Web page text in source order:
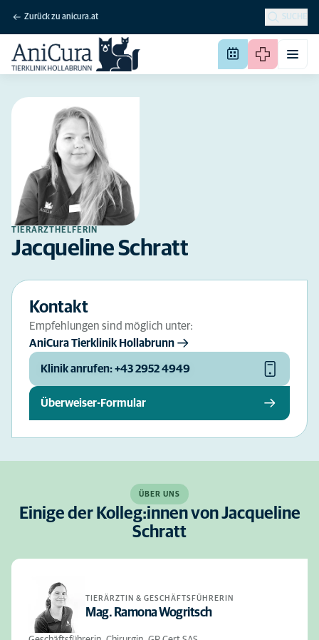
Zurück zu anicura.at SUCHE
TIERARZTHELFERIN
Jacqueline Schratt
Kontakt
Empfehlungen sind möglich unter:
AniCura Tierklinik Hollabrunn
Klinik anrufen: +43 2952 4949
Überweiser-Formular
ÜBER UNS
Einige der Kolleg:innen von Jacqueline
Schratt
TIERÄRZTIN & GESCHÄFTSFÜHRERIN
Mag. Ramona Wogritsch